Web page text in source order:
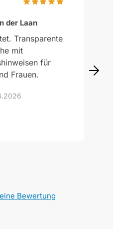
der Laan
Transparente
mit
für
Frauen.
Bewertung